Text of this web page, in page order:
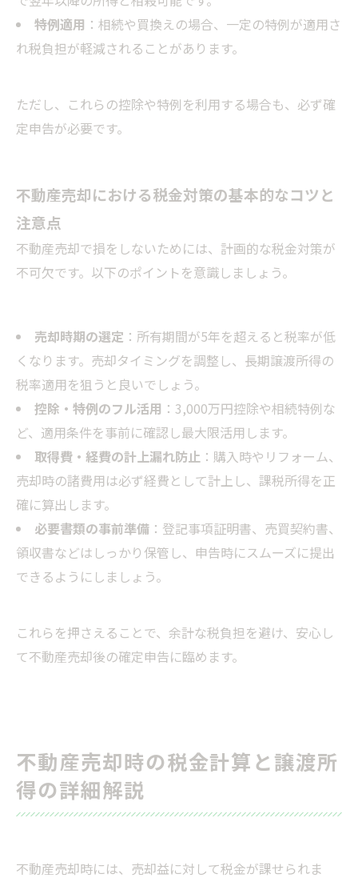
特例適用 ：相続や買換えの場合、一定の特例が適用さ
れ税負担が軽減されることがあります。
ただし、これらの控除や特例を利用する場合も、必ず確
定申告が必要です。
不動産売却における税金対策の基本的なコツと
注意点
不動産売却で損をしないためには、計画的な税金対策が
不可欠です。以下のポイントを意識しましょう。
売却時期の選定 ：所有期間が5年を超えると税率が低
くなります。売却タイミングを調整し、長期譲渡所得の
税率適用を狙うと良いでしょう。
控除・特例のフル活用 ：3,000万円控除や相続特例な
ど、適用条件を事前に確認し最大限活用します。
取得費・経費の計上漏れ防止：購入時やリフォーム、
売却時の諸費用は必ず経費として計上し、課税所得を正
確に算出します。
必要書類の事前準備：登記事項証明書、売買契約書、
領収書などはしっかり保管し、申告時にスムーズに提出
できるようにしましょう。
これらを押さえることで、余計な税負担を避け、安心し
て不動産売却後の確定申告に臨めます。
不動産売却時の税金計算と譲渡所
得の詳細解説
不動産売却時には、売却益に対して税金が課せられま